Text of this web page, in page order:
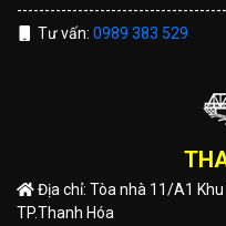
Tư vấn: 0989 383 529
Địa chỉ: Tòa nhà 11/A1
TP.Thanh Hóa